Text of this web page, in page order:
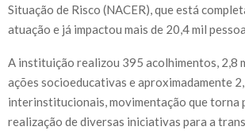
Situação de Risco (NACER), que está
atuação e já impactou mais de 20,4 mil
A instituição realizou 395 acolhimentos, 2,8
ações socioeducativas e aproximadamente
interinstitucionais, movimentação que torna
realização de diversas iniciativas para a